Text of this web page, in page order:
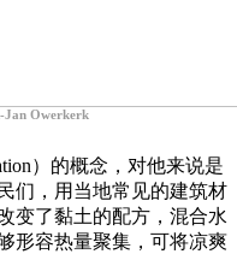
Jan Owerkerk
）的概念，对他来说是
们，用当地常见的建筑材
变了黏土的配方，混合水
形容热量聚集，可将凉爽